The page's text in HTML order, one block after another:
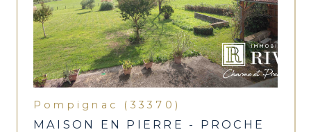
Pompignac (33370)
MAISON EN PIERRE - PROCHE